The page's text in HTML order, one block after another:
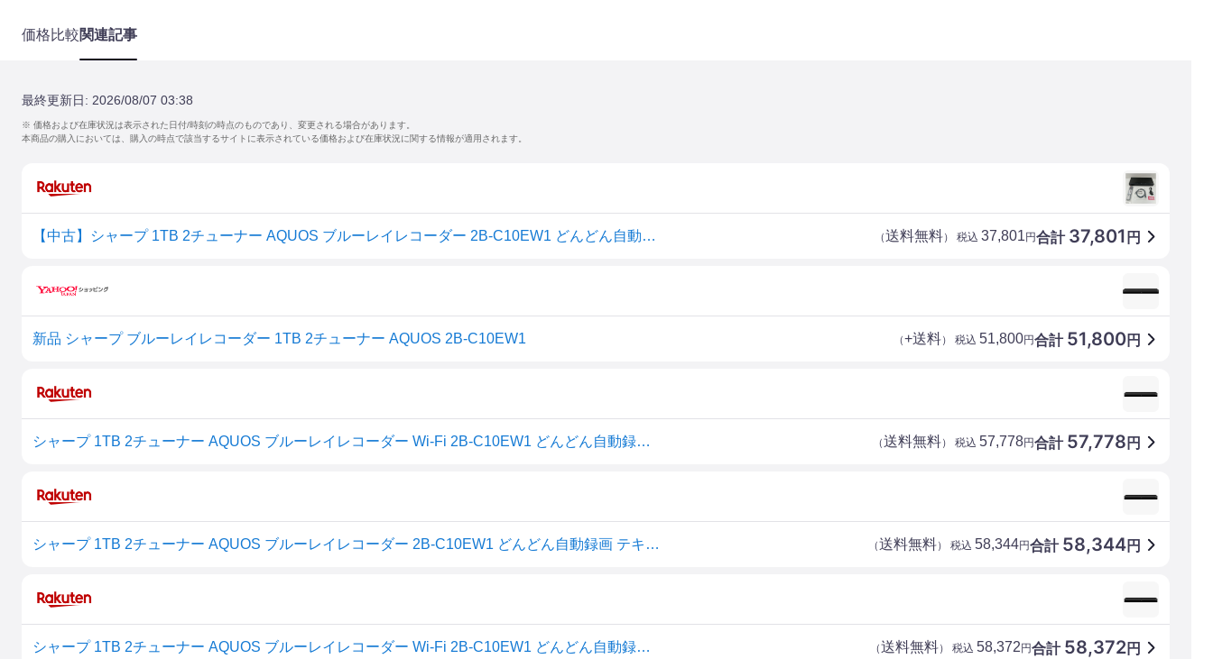
価格比較関連記事
最終更新日: 2026/08/07 03:38
※ 価格および在庫状況は表示された日付/時刻の時点のものであり、変更される場合があります。
本商品の購入においては、購入の時点で該当するサイトに表示されている価格および在庫状況に関する情報が適用されます。
【中古】シャープ 1TB 2チューナー AQUOS ブルーレイレコーダー 2B-C10EW1 どんどん自動録画 テキパキ再生 (2022年モデル) 合計 37,801 円
（送料無料） 税込 37,801円
新品 シャープ ブルーレイレコーダー 1TB 2チューナー AQUOS 2B-C10EW1 合計 51,800円
（+送料） 税込 51,800円
シャープ 1TB 2チューナー AQUOS ブルーレイレコーダー Wi-Fi 2B-C10EW1 どんどん自動録画 テキパキ再生 (2022年モ 合計 57,778 円
（送料無料） 税込 57,778円
シャープ 1TB 2チューナー AQUOS ブルーレイレコーダー 2B-C10EW1 どんどん自動録画 テキパキ再生 (2022年モデル) 合計 58,344円
（送料無料） 税込 58,344円
シャープ 1TB 2チューナー AQUOS ブルーレイレコーダー Wi-Fi 2B-C10EW1 どんどん自動録画 テキパキ再生 (20 送料無料 合計 58,372円
（送料無料） 税込 58,372円